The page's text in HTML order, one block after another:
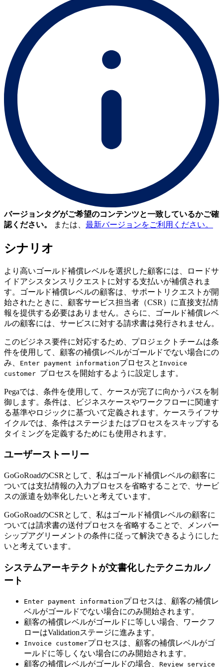
バージョンタグがご希望のコンテンツと一致しているかご確
認ください。
または、 最新バージョンをご利用ください。
シナリオ
より高いゴールド補償レベルを選択した顧客には、ロードサ
イドアシスタンスリクエストに対する支払いが補償されま
す。ゴールド補償レベルの顧客は、サポートリクエストが開
始されたときに、顧客サービス担当者（CSR）に直接支払情
報を提供する必要はありません。さらに、ゴールド補償レベ
ルの顧客には、サービスに対する請求書は発行されません。
このビジネス要件に対応するため、プロジェクトチームは条
件を使用して、顧客の補償レベルがゴールドでない場合にの
み、
Enter payment informationプロセスと Invoice
customer プロセスを開始するように設定します。
Pegaでは、条件を使用して、ケースが完了に向かうパスを制
御します。条件は、ビジネスケースやワークフローに関連す
る基準やロジックに基づいて定義されます。ケースライフサ
イクルでは、条件はステージまたはプロセスをスキップする
タイミングを定義するためにも使用されます。
ユーザーストーリー
GoGoRoadのCSRとして、私はゴールド補償レベルの顧客に
ついては支払情報の入力プロセスを省略することで、サービ
スの派遣を効率化したいと考えています。
GoGoRoadのCSRとして、私はゴールド補償レベルの顧客に
ついては請求書の送付プロセスを省略することで、メンバー
シップアグリーメントの条件に従って解決できるようにした
いと考えています。
システムアーキテクトが文書化したテクニカルノ
ート
Enter payment informationプロセスは、顧客の補償レ
ベルがゴールドでない場合にのみ開始されます。
顧客の補償レベルがゴールドに等しい場合、ワークフ
ローはValidationステージに進みます。
Invoice customerプロセスは、顧客の補償レベルがゴ
ールドに等しくない場合にのみ開始されます。
顧客の補償レベルがゴールドの場合、 Review service